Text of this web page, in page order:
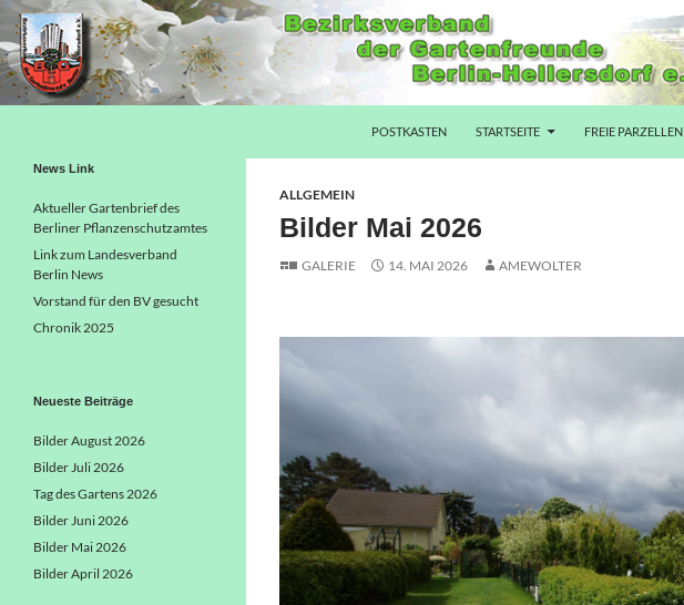
POSTKASTEN
STARTSEITE FREIE PARZELLEN
ALLGEMEIN
Bilder Mai 2026
GALERIE 14. MAI 2026 AMEWOLTER
Die Gartenfreunde aus
News Link
Aktueller Gartenbrief des
Berliner Pflanzenschutzamtes
Link zum Landesverband
Berlin News
Vorstand für den BV gesucht
Chronik 2025
Neueste Beiträge
Bilder August 2026
Bilder Juli 2026
Tag des Gartens 2026
Bilder Juni 2026
Bilder Mai 2026
Bilder April 2026